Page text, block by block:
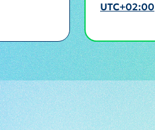
UTC+02:00